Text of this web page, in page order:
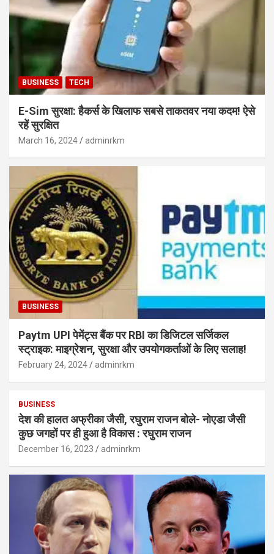
BUSINESS TECH
E-Sim सुरक्षा: हैकर्स के खिलाफ सबसे ताकतवर नया कदम! ऐसे
रहें सुरक्षित
March 16, 2024 adminrkm
BUSINESS
Paytm UPI पेमेंट्स बैंक पर RBI का डिजिटल सर्जिकल
स्ट्राइक: माइग्रेशन, सुरक्षा और उपयोगकर्ताओं के लिए सलाह!
February 24, 2024 adminrkm
BUSINESS
देश की हालत अफ्रीका जैसी, रघुराम राजन बोले- नोएडा जैसी
कुछ जगहों पर ही हुआ है विकास : रघुराम राजन
December 16, 2023 adminrkm